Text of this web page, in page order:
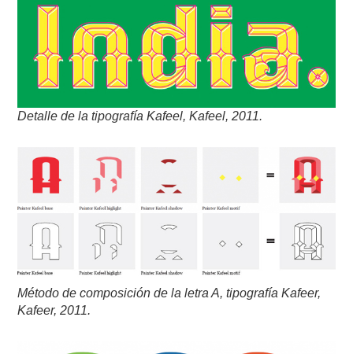
Detalle de la tipografía Kafeel, Kafeel, 2011.
Método de composición de la letra A, tipografía Kafeer,
Kafeer, 2011.